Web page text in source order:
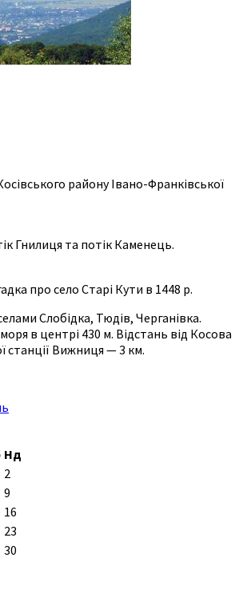
району Івано-Франківської
Гнилиця та потік Каменець.
про село Старі Кути в 1448 р.
Слобідка, Тюдів, Черганівка.
в центрі 430 м. Відстань від Косова
станції Вижниця — 3 км.
Нд
2
9
16
23
30